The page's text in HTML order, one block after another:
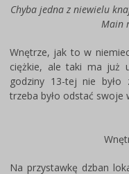
Chyba jedna z niewielu
Main
Wnętrze, jak to w
ciężkie, ale taki ma już
godziny 13-tej nie
trzeba było odstać swoje
Na przystawkę dzban